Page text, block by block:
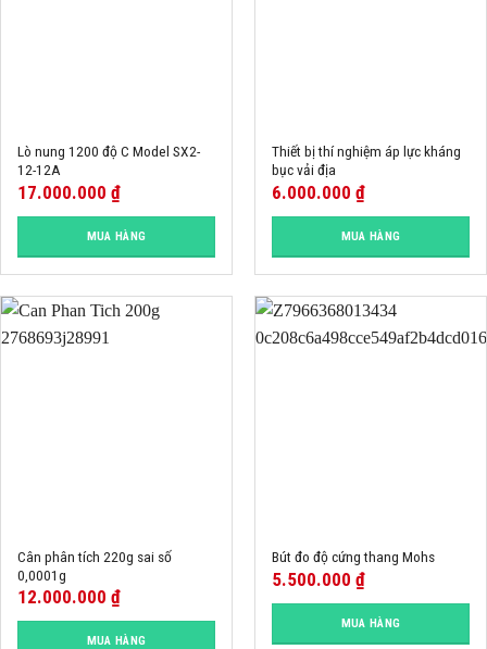
Lò nung 1200 độ C Model SX2-
12-12A
17.000.000 ₫
MUA HÀNG
Thiết bị thí nghiệm áp lực kháng
bục vải địa
6.000.000 ₫
MUA HÀNG
Cân phân tích 220g sai số
0,0001g
12.000.000 ₫
MUA HÀNG
Bút đo độ cứng thang Mohs
5.500.000 ₫
MUA HÀNG